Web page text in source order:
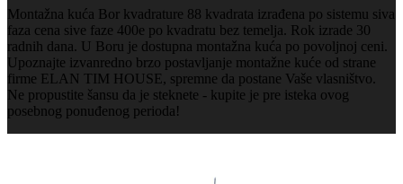
Montažna kuća Bor kvadrature 88 kvadrata izrađena po sistemu siva
faza cena sive faze 400e po kvadratu bez temelja. Rok izrade 30
radnih dana. U Boru je dostupna montažna kuća po povoljnoj ceni.
Upoznajte izvanredno brzo postavljanje montažne kuće od strane
firme ELAN TIM HOUSE, spremne da postane Vaše vlasništvo.
Ne propustite šansu da je steknete - kupite je pre isteka ovog
posebnog ponuđenog perioda!